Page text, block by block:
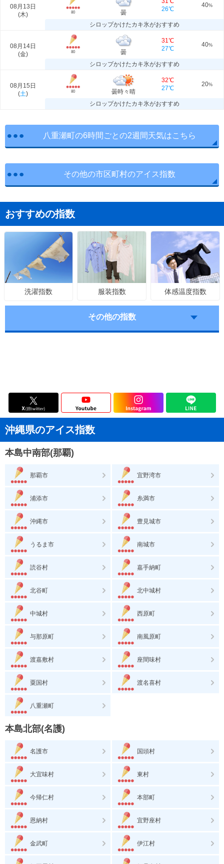
08月13日
(木) 80 曇
26℃
40%
シロップかけたカキ氷がおすすめ
08月14日
(金) 80 曇
31℃
27℃
40%
シロップかけたカキ氷がおすすめ
08月15日
(土) 80 曇時々晴
32℃
27℃
20%
シロップかけたカキ氷がおすすめ
八重瀬町の6時間ごとの2週間天気はこちら
その他の市区町村のアイス指数
おすすめの指数
洗濯指数 服装指数 体感温度指数
その他の指数
沖縄県のアイス指数
本島中南部(那覇)
那覇市 宜野湾市
浦添市 糸満市
沖縄市 豊見城市
うるま市 南城市
読谷村 嘉手納町
北谷町 北中城村
中城村 西原町
与那原町 南風原町
渡嘉敷村 座間味村
粟国村 渡名喜村
八重瀬町
本島北部(名護)
名護市 国頭村
大宜味村 東村
今帰仁村 本部町
恩納村 宜野座村
金武町 伊江村